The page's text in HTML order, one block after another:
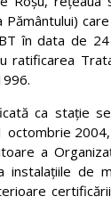
în data de
ratificarea
ca staţie
a
de